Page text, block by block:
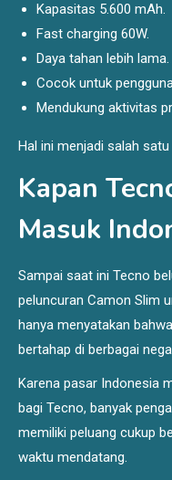
Kapasitas 5.600 mAh.
Fast charging 60W.
Daya tahan lebih lama.
Cocok untuk
Mendukung aktivitas
Hal ini menjadi salah
Kapan
Masuk
Sampai saat ini Tecno
peluncuran Camon Slim
hanya menyatakan
bertahap di berbagai
Karena pasar Indonesia
bagi Tecno, banyak
memiliki peluang cukup
waktu mendatang.